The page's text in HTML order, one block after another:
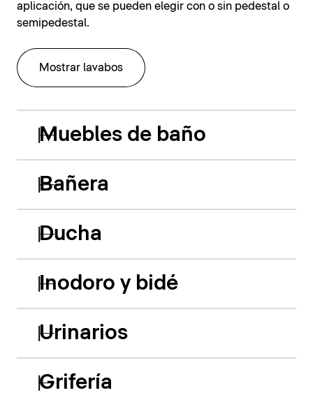
aplicación, que se pueden elegir con o sin pedestal o
semipedestal.
Mostrar lavabos
Muebles de baño
Bañera
Ducha
Inodoro y bidé
Urinarios
Grifería